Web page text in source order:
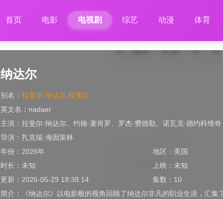
首页 电影 电视剧 综艺 动漫 体育
纳达尔
别名： 拉斐尔·纳达尔,拉斐尔
英文名： nadaer
主演： 拉斐尔·纳达尔 约翰·麦肯罗 罗杰·费德勒
诺瓦克·德约科维奇
导演： 扎克瑞·海因策林
年份： 2026年 地区： 美国
时长： 未知 上映： 未知
更新： 2026-05-29 18:38:14 集数： 10
简介：
《纳达尔》以电影般的视角回顾了纳达尔非凡的职业生涯，汇